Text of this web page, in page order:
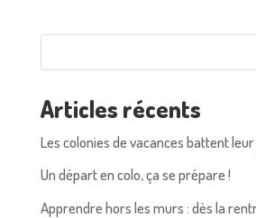
Articles récents
Les colonies de vacances battent leur
Un départ en colo, ça se prépare !
Apprendre hors les murs : dès la